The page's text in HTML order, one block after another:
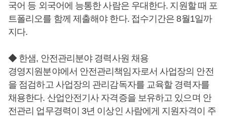
국어 등 외국어에 능통한 사람은 우대한다. 지원할 때 포
트폴리오를 함께 제출해야 한다. 접수기간은 8월1일까
지다.
◆ 한샘, 안전관리분야 경력사원 채용
경영지원분야에서 안전관리책임자로서 사업장의 안전
을 점검하고 사업장의 관리감독자를 교육할 경력자를
채용한다. 산업안전기사 자격증을 보유하고 있으며 안
전관리 업무경력이 3년 이상인 사람에게 지원자격이 주